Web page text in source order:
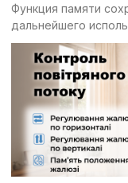
Функция памяти
дальнейшего